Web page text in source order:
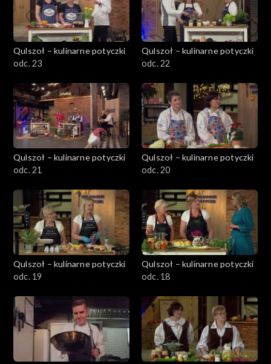
Qulszoł – kulinarne potyczki
odc. 23
Qulszoł – kulinarne potyczki
odc. 22
Qulszoł – kulinarne potyczki
odc. 21
Qulszoł – kulinarne potyczki
odc. 20
Qulszoł – kulinarne potyczki
odc. 19
Qulszoł – kulinarne potyczki
odc. 18